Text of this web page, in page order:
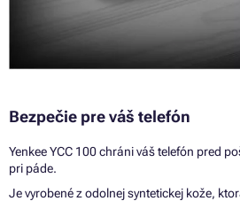
Bezpečie pre váš telefón
Yenkee YCC 100 chráni váš telefón pred
pri páde.
Je vyrobené z odolnej syntetickej kože,